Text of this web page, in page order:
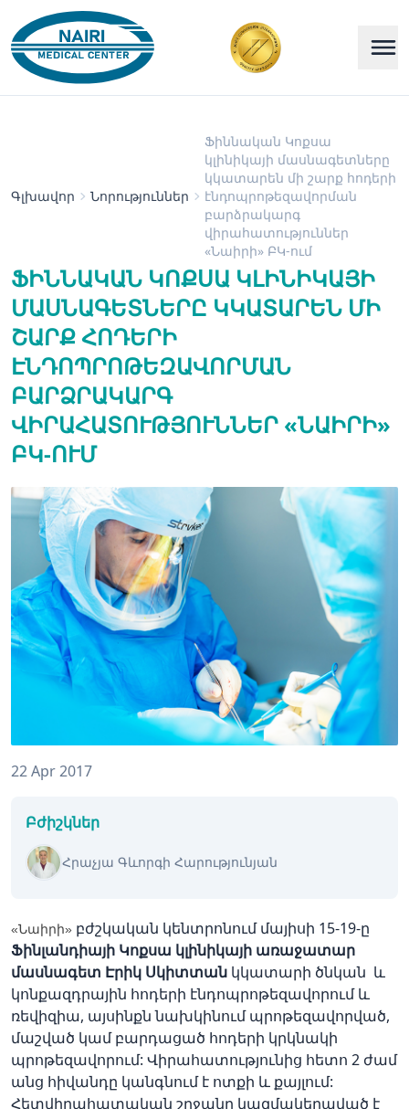
Գլխավոր Նորություններ
Ֆիննական Կոքսա
կլինիկայի մասնագետները
կկատարեն մի շարք հոդերի
էնդոպրոթեզավորման
բարձրակարգ
վիրահատություններ
«Նաիրի» ԲԿ-ում
ՖԻՆՆԱԿԱՆ ԿՈՔՍԱ ԿԼԻՆԻԿԱՅԻ
ՄԱՍՆԱԳԵՏՆԵՐԸ ԿԿԱՏԱՐԵՆ ՄԻ
ՇԱՐՔ ՀՈԴԵՐԻ
ԷՆԴՈՊՐՈԹԵԶԱՎՈՐՄԱՆ
ԲԱՐՁՐԱԿԱՐԳ
ՎԻՐԱՀԱՏՈՒԹՅՈՒՆՆԵՐ «ՆԱԻՐԻ»
ԲԿ-ՈՒՄ
22 Apr 2017
Բժիշկներ
Հրաչյա Գևորգի Հարությունյան
«Նաիրի» բժշկական կենտրոնում մայիսի 15-19-ը
Ֆինլանդիայի Կոքսա կլինիկայի առաջատար
մասնագետ Էրիկ Սկիտտան կկատարի ծնկան և
կոնքազդրային հոդերի էնդոպրոթեզավորում և
ռեվիզիա, այսինքն նախկինում պրոթեզավորված,
մաշված կամ բարդացած հոդերի կրկնակի
պրոթեզավորում: Վիրահատությունից հետո 2 ժամ
անց հիվանդը կանգնում է ոտքի և քայլում:
Հետվիրահատական շրջանը կազմակերպված է